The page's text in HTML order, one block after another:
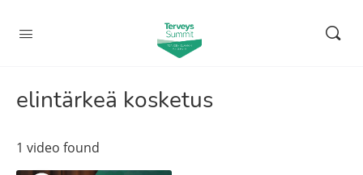
elintärkeä kosketus
1 video found